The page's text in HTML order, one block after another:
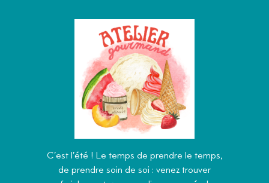
C’est l’été ! Le temps de prendre le temps,
de prendre soin de soi : venez trouver